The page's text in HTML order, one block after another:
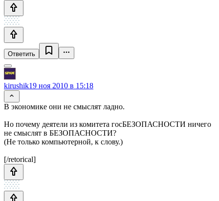
Ответить
kirushik19 ноя 2010 в 15:18
В экономике они не смыслят ладно.
Но почему деятели из комитета госБЕЗОПАСНОСТИ ничего
не смыслят в БЕЗОПАСНОСТИ?
(Не только компьютерной, к слову.)
[/retorical]